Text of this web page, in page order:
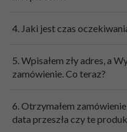
4. Jaki jest czas
5. Wpisałem zły adres, a
zamówienie. Co teraz?
6. Otrzymałem
data przeszła czy te